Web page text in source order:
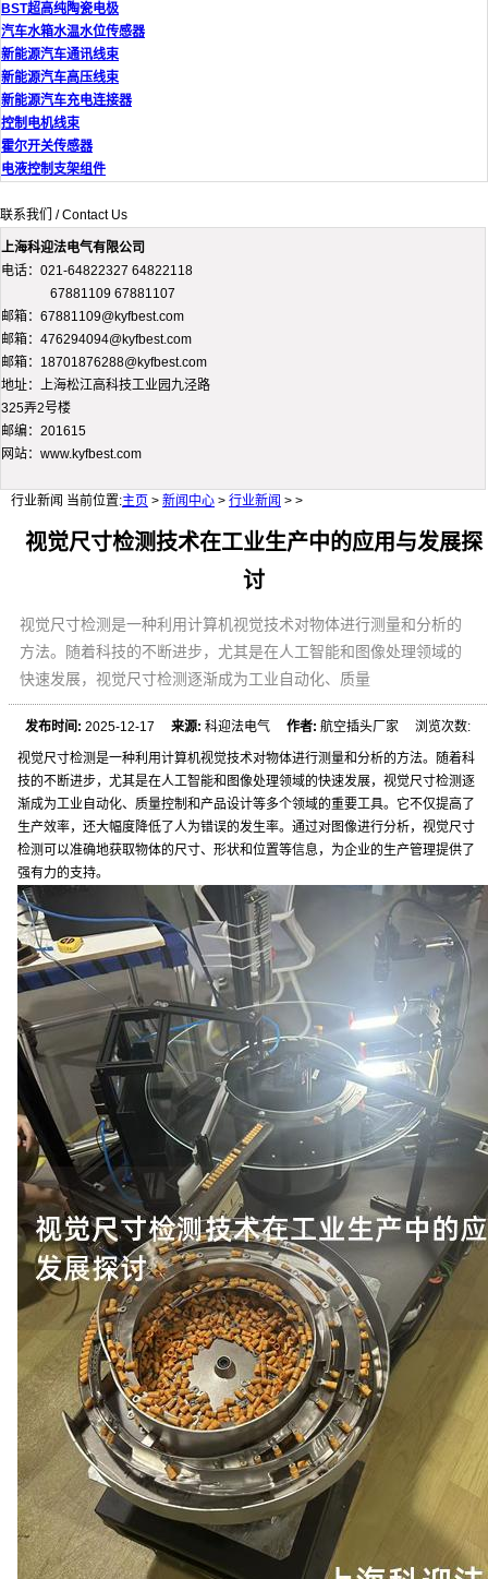
BST超高纯陶瓷电极
汽车水箱水温水位传感器
新能源汽车通讯线束
新能源汽车高压线束
新能源汽车充电连接器
控制电机线束
霍尔开关传感器
电液控制支架组件
联系我们 / Contact Us
上海科迎法电气有限公司
电话：021-64822327 64822118
67881109 67881107
邮箱：67881109@kyfbest.com
邮箱：476294094@kyfbest.com
邮箱：18701876288@kyfbest.com
地址：上海松江高科技工业园九泾路
325弄2号楼
邮编：201615
网站：www.kyfbest.com
行业新闻 当前位置:主页 > 新闻中心 > 行业新闻 > >
视觉尺寸检测技术在工业生产中的应用与发展探
讨
视觉尺寸检测是一种利用计算机视觉技术对物体进行测量和分析的
方法。随着科技的不断进步，尤其是在人工智能和图像处理领域的
快速发展，视觉尺寸检测逐渐成为工业自动化、质量
发布时间: 2025-12-17来源: 科迎法电气作者: 航空插头厂家 浏览次数:
视觉尺寸检测是一种利用计算机视觉技术对物体进行测量和分析的方法。随着科
技的不断进步，尤其是在人工智能和图像处理领域的快速发展，视觉尺寸检测逐
渐成为工业自动化、质量控制和产品设计等多个领域的重要工具。它不仅提高了
生产效率，还大幅度降低了人为错误的发生率。通过对图像进行分析，视觉尺寸
检测可以准确地获取物体的尺寸、形状和位置等信息，为企业的生产管理提供了
强有力的支持。